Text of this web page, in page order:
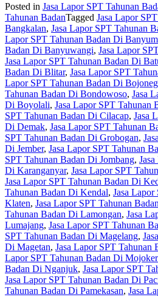
Posted in Jasa Lapor SPT Tahunan
Tahunan BadanTagged Jasa Lapor
Bangkalan, Jasa Lapor SPT Tahunan
Lapor SPT Tahunan Badan Di
Badan Di Banyuwangi, Jasa Lapor
Jasa Lapor SPT Tahunan Badan Di
Badan Di Blitar, Jasa Lapor SPT
Lapor SPT Tahunan Badan Di
Tahunan Badan Di Bondowoso, Jasa
Di Boyolali, Jasa Lapor SPT Tahunan
SPT Tahunan Badan Di Cilacap, Jasa
Di Demak, Jasa Lapor SPT Tahunan
SPT Tahunan Badan Di Grobogan,
Di Jember, Jasa Lapor SPT Tahunan
SPT Tahunan Badan Di Jombang,
Di Karanganyar, Jasa Lapor SPT
Jasa Lapor SPT Tahunan Badan Di
Tahunan Badan Di Kendal, Jasa
Klaten, Jasa Lapor SPT Tahunan
Tahunan Badan Di Lamongan, Jasa
Lumajang, Jasa Lapor SPT Tahunan
SPT Tahunan Badan Di Magelang,
Di Magetan, Jasa Lapor SPT Tahunan
Lapor SPT Tahunan Badan Di
Badan Di Nganjuk, Jasa Lapor SPT
Jasa Lapor SPT Tahunan Badan Di
Tahunan Badan Di Pamekasan, Jasa